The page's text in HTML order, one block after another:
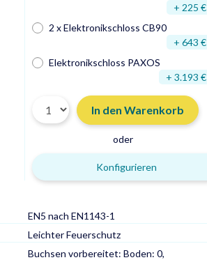
+ 225 €
2 x Elektronikschloss CB90
+ 643 €
Elektronikschloss PAXOS
+ 3.193 €
In den Warenkorb
oder
Konfigurieren
EN5 nach EN1143-1
Leichter Feuerschutz
Buchsen vorbereitet: Boden: 0,